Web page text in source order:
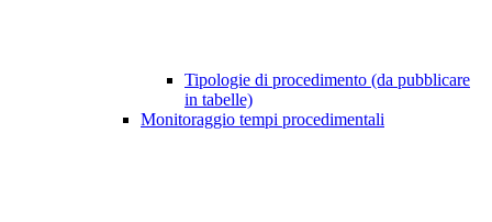
Tipologie di procedimento (da pubblicare
in tabelle)
Monitoraggio tempi procedimentali